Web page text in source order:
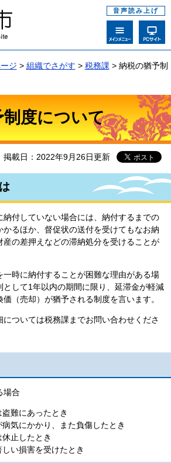
音声読み上げ
ジ > 組織でさがす > 税務課 > 納税の猶予制
度について
掲載日：2022年9月26日更新
付していない場合には、納付するまでの
かるほか、督促状の送付を受けてもなお納
の差押えなどの滞納処分を受けることが
時に納付することが困難な理由がある場
として1年以内の期間に限り、延滞金が軽減
（売却）が猶予される制度を言います。
ついては税務課までお問い合わせくださ
場合
難にあったとき
気にかかり、また負傷したとき
止したとき
い損害を受けたとき